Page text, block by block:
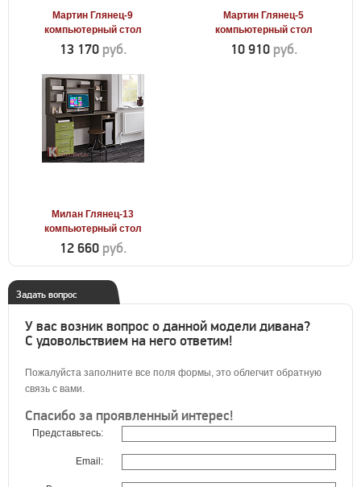
Мартин Глянец-9
компьютерный стол
13 170 руб.
Мартин Глянец-5
компьютерный стол
10 910 руб.
Милан Глянец-13
компьютерный стол
12 660 руб.
Задать вопрос
У вас возник вопрос о данной модели дивана?
С удовольствием на него ответим!
Пожалуйста заполните все поля формы, это облегчит обратную
связь с вами.
Спасибо за проявленный интерес!
Представьтесь:
Email: